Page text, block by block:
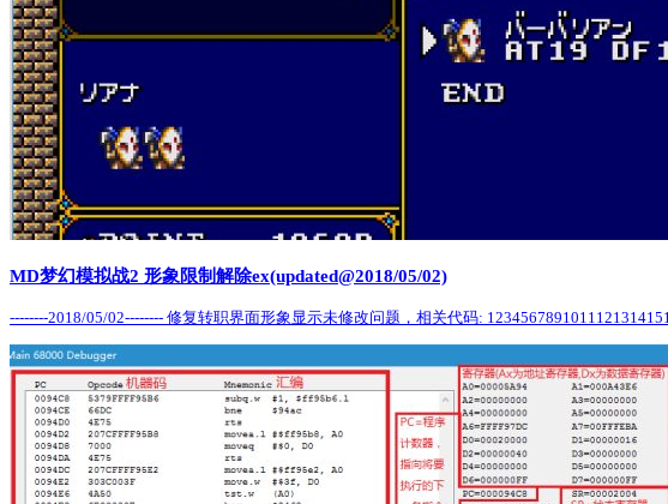
MD梦幻模拟战2 形象限制解除ex(updated@2018/05/02)
--------2018/05/02-------- 修复转职界面形象显示未修改问题，相关代码: